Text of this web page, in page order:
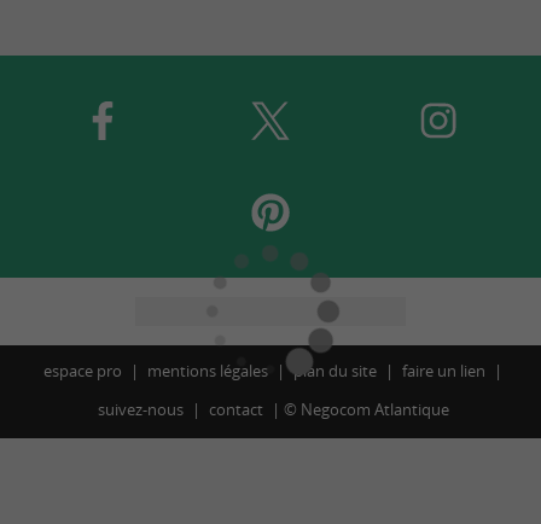
espace pro mentions légales plan du site
faire un lien
suivez-nous
contact © Negocom Atlantique